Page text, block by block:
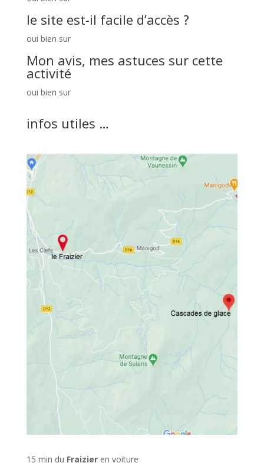
le site est-il facile d’accès ?
oui bien sur
Mon avis, mes astuces sur cette
activité
oui bien sur
infos utiles …
15 min du Fraizieren voiture